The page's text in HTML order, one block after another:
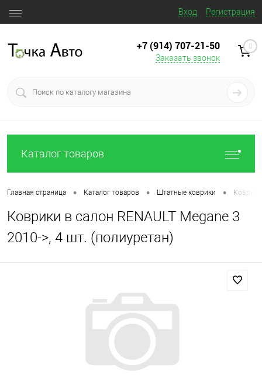
Вход Регистрация
+7 (914) 707‒21‒50
Заказать звонок
0
Каталог товаров
Главная страница • Каталог товаров • Штатные коврики •
Коврики в салон RENAULT Megane 3
2010->, 4 шт. (полиуретан)